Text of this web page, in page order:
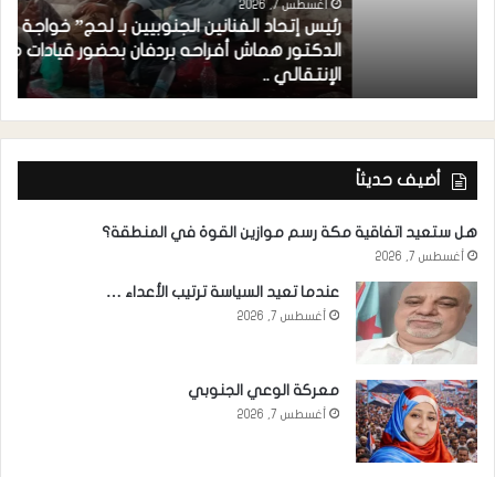
رئيس إتحاد الفنانين الجنوبيين بـ لحج” خواجة ” يشارك
الدكتور هماش أفراحه بردفان بحضور قيادات من المجلس
أضيف حديثاً
هل ستعيد اتفاقية مكة رسم موازين القوة في المنطقة؟
أغسطس 7, 2026
عندما تعيد السياسة ترتيب الأعداء …
أغسطس 7, 2026
معركة الوعي الجنوبي
أغسطس 7, 2026